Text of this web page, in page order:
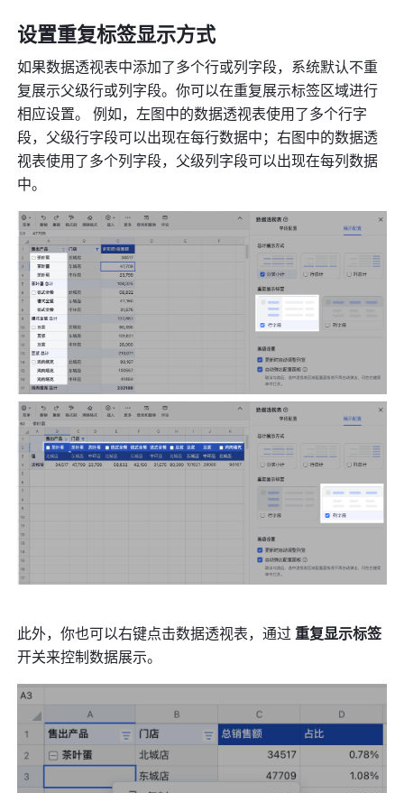
设置重复标签显示方式
如果数据透视表中添加了多个行或列字段，系统默认不重
复展示父级行或列字段。你可以在重复展示标签区域进行
相应设置。 例如，左图中的数据透视表使用了多个行字
段，父级行字段可以出现在每行数据中；右图中的数据透
视表使用了多个列字段，父级列字段可以出现在每列数据
中。
此外，你也可以右键点击数据透视表，通过
开关来控制数据展示。